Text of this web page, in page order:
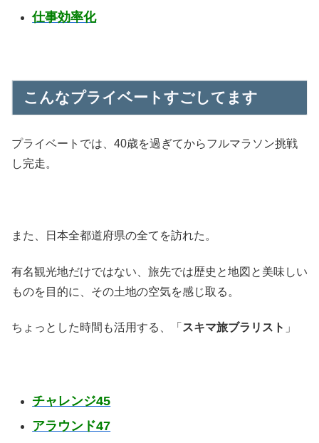
仕事効率化
こんなプライベートすごしてます
プライベートでは、40歳を過ぎてからフルマラソン挑戦
し完走。
また、日本全都道府県の全てを訪れた。
有名観光地だけではない、旅先では歴史と地図と美味しい
ものを目的に、その土地の空気を感じ取る。
ちょっとした時間も活用する、「 スキマ旅ブラリスト 」
チャレンジ45
アラウンド47